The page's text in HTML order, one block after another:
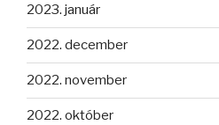
2023. január
2022. december
2022. november
2022. október